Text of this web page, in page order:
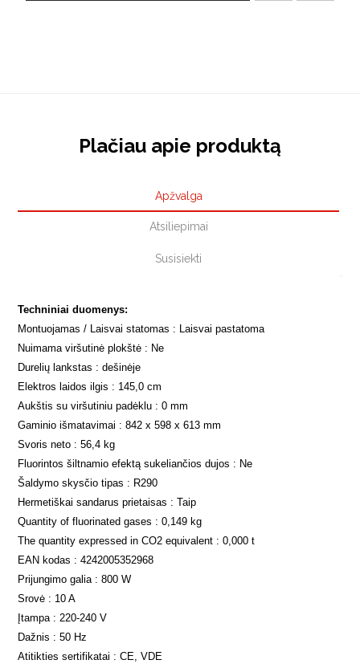
Plačiau apie produktą
Apžvalga
Atsiliepimai
Susisiekti
Techniniai duomenys:
Montuojamas / Laisvai statomas : Laisvai pastatoma
Nuimama viršutinė plokštė : Ne
Durelių lankstas : dešinėje
Elektros laidos ilgis : 145,0 cm
Aukštis su viršutiniu padėklu : 0 mm
Gaminio išmatavimai : 842 x 598 x 613 mm
Svoris neto : 56,4 kg
Fluorintos šiltnamio efektą sukeliančios dujos : Ne
Šaldymo skysčio tipas : R290
Hermetiškai sandarus prietaisas : Taip
Quantity of fluorinated gases : 0,149 kg
The quantity expressed in CO2 equivalent : 0,000 t
EAN kodas : 4242005352968
Prijungimo galia : 800 W
Srovė : 10 A
Įtampa : 220-240 V
Dažnis : 50 Hz
Atitikties sertifikatai : CE, VDE